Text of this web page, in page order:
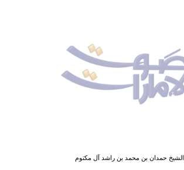
الشيخ حمدان بن محمد بن راشد آل مكتوم